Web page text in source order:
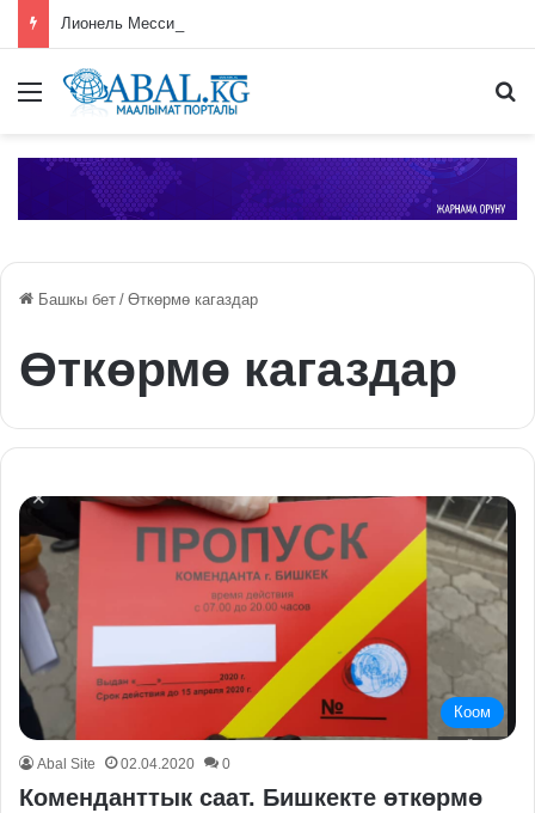
Лионель Мессинин атасы Хорхе Месси каза болду
Меню
Башкы бет / Өткөрмө кагаздар
Өткөрмө кагаздар
Коом
Abal Site 02.04.2020 0
Коменданттык саат. Бишкекте өткөрмө